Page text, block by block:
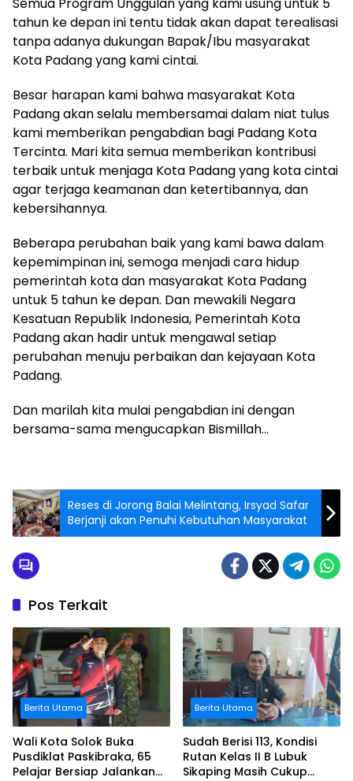
Semua Program Unggulan yang kami usung untuk 5
tahun ke depan ini tentu tidak akan dapat terealisasi
tanpa adanya dukungan Bapak/Ibu masyarakat
Kota Padang yang kami cintai.
Besar harapan kami bahwa masyarakat Kota
Padang akan selalu membersamai dalam niat tulus
kami memberikan pengabdian bagi Padang Kota
Tercinta. Mari kita semua memberikan kontribusi
terbaik untuk menjaga Kota Padang yang kota cintai
agar terjaga keamanan dan ketertibannya, dan
kebersihannya.
Beberapa perubahan baik yang kami bawa dalam
kepemimpinan ini, semoga menjadi cara hidup
pemerintah kota dan masyarakat Kota Padang
untuk 5 tahun ke depan. Dan mewakili Negara
Kesatuan Republik Indonesia, Pemerintah Kota
Padang akan hadir untuk mengawal setiap
perubahan menuju perbaikan dan kejayaan Kota
Padang.
Dan marilah kita mulai pengabdian ini dengan
bersama-sama mengucapkan Bismillah…
Reses di Jorong Balai Melintang, Irsyad Safar
Berjanji akan Penuhi Kebutuhan Masyarakat
Pos Terkait
Berita Utama
Wali Kota Solok Buka
Pusdiklat Paskibraka, 65
Pelajar Bersiap Jalankan
Berita Utama
Sudah Berisi 113, Kondisi
Rutan Kelas II B Lubuk
Sikaping Masih Cukup